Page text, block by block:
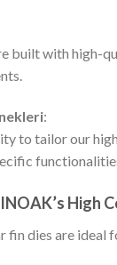
built with high-
:
to tailor our
High
fin dies are ideal